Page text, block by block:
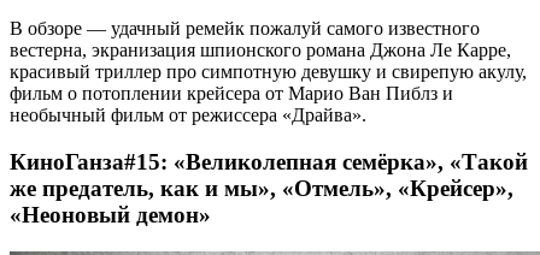
В обзоре — удачный ремейк пожалуй самого известного
вестерна, экранизация шпионского романа Джона Ле Карре,
красивый триллер про симпотную девушку и свирепую акулу,
фильм о потоплении крейсера от Марио Ван Пиблз и
необычный фильм от режиссера «Драйва».
КиноГанза#15: «Великолепная семёрка», «Такой
же предатель, как и мы», «Отмель», «Крейсер»,
«Неоновый демон»